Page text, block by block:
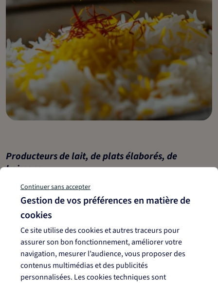
Producteurs de lait, de plats élaborés, de
boissons..
Industriels de l'agroalimentaire
La gamme des riz de Camargue IGP Hériztage est disponible
pour l’industrie agroalimentaire en sacs de 5, 10 et 25 kg,
jusqu'aux big bags. Nous consulter.
Prenez contact avec nous
Continuer sans accepter
Gestion de vos préférences en matière de
cookies
Ce site utilise des cookies et autres traceurs pour
assurer son bon fonctionnement, améliorer votre
navigation, mesurer l’audience, vous proposer des
contenus multimédias et des publicités
personnalisées. Les cookies techniques sont